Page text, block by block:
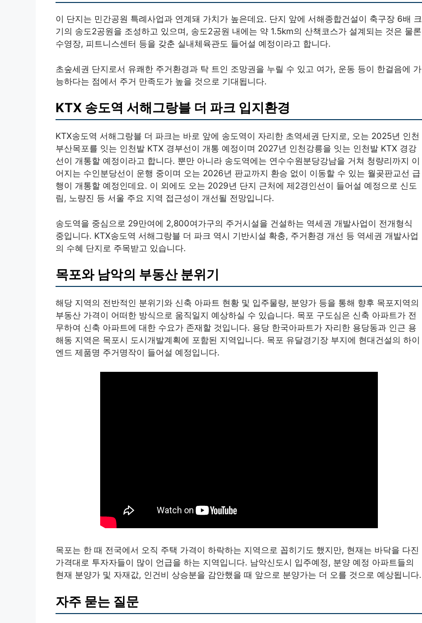
이 단지는 민간공원 특례사업과 연계돼 가치가 높은데요. 단지 앞에 서해종합건설이 축구장 6배 크
기의 송도2공원을 조성하고 있으며, 송도2공원 내에는 약 1.5km의 산책코스가 설계되는 것은 물론
수영장, 피트니스센터 등을 갖춘 실내체육관도 들어설 예정이라고 합니다.
초숲세권 단지로서 유쾌한 주거환경과 탁 트인 조망권을 누릴 수 있고 여가, 운동 등이 한걸음에 가
능하다는 점에서 주거 만족도가 높을 것으로 기대됩니다.
KTX 송도역 서해그랑블 더 파크 입지환경
KTX송도역 서해그랑블 더 파크는 바로 앞에 송도역이 자리한 초역세권 단지로, 오는 2025년 인천
부산목포를 잇는 인천발 KTX 경부선이 개통 예정이며 2027년 인천강릉을 잇는 인천발 KTX 경강
선이 개통할 예정이라고 합니다. 뿐만 아니라 송도역에는 연수수원분당강남을 거쳐 청량리까지 이
어지는 수인분당선이 운행 중이며 오는 2026년 판교까지 환승 없이 이동할 수 있는 월곶판교선 급
행이 개통할 예정인데요. 이 외에도 오는 2029년 단지 근처에 제2경인선이 들어설 예정으로 신도
림, 노량진 등 서울 주요 지역 접근성이 개선될 전망입니다.
송도역을 중심으로 29만여에 2,800여가구의 주거시설을 건설하는 역세권 개발사업이 전개형식
중입니다. KTX송도역 서해그랑블 더 파크 역시 기반시설 확충, 주거환경 개선 등 역세권 개발사업
의 수혜 단지로 주목받고 있습니다.
목포와 남악의 부동산 분위기
해당 지역의 전반적인 분위기와 신축 아파트 현황 및 입주물량, 분양가 등을 통해 향후 목포지역의
부동산 가격이 어떠한 방식으로 움직일지 예상하실 수 있습니다. 목포 구도심은 신축 아파트가 전
무하여 신축 아파트에 대한 수요가 존재할 것입니다. 용당 한국아파트가 자리한 용당동과 인근 용
해동 지역은 목포시 도시개발계획에 포함된 지역입니다. 목포 유달경기장 부지에 현대건설의 하이
엔드 제품명 주거명작이 들어설 예정입니다.
목포는 한 때 전국에서 오직 주택 가격이 하락하는 지역으로 꼽히기도 했지만, 현재는 바닥을 다진
가격대로 투자자들이 많이 언급을 하는 지역입니다. 남악신도시 입주예정, 분양 예정 아파트들의
현재 분양가 및 자재값, 인건비 상승분을 감안했을 때 앞으로 분양가는 더 오를 것으로 예상됩니다.
자주 묻는 질문